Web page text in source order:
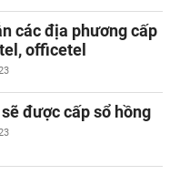
các địa phương cấp
officetel
được cấp sổ hồng